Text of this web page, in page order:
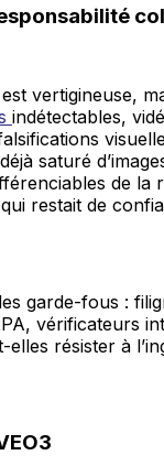
vertigineuse,
indétectables,
saturé
de la
restait de
garde-fous :
vérificateurs
résister à